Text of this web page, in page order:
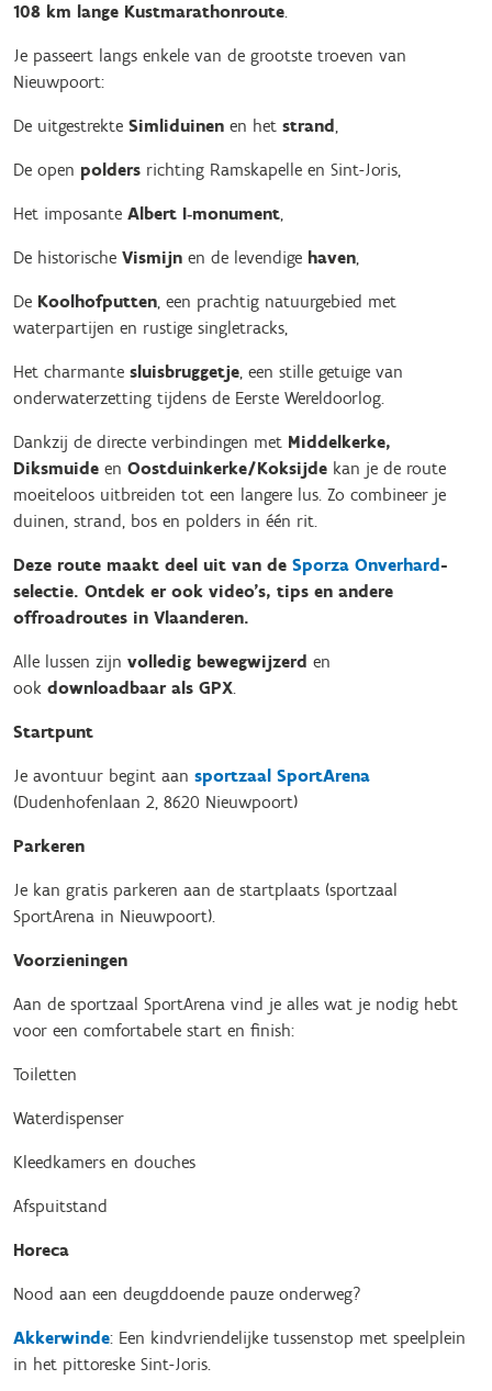
108 km lange Kustmarathonroute.
Je passeert langs enkele van de grootste troeven van
Nieuwpoort:
De uitgestrekte Simliduinen en het strand,
De open polders richting Ramskapelle en Sint-Joris,
Het imposante Albert I‑monument,
De historische Vismijn en de levendige haven,
De Koolhofputten, een prachtig natuurgebied met
waterpartijen en rustige singletracks,
Het charmante sluisbruggetje, een stille getuige van
onderwaterzetting tijdens de Eerste Wereldoorlog.
Dankzij de directe verbindingen met Middelkerke,
Diksmuide en Oostduinkerke/Koksijde kan je de route
moeiteloos uitbreiden tot een langere lus. Zo combineer je
duinen, strand, bos en polders in één rit.
Deze route maakt deel uit van de Sporza Onverhard-
selectie. Ontdek er ook video’s, tips en andere
offroadroutes in Vlaanderen.
Alle lussen zijn volledig bewegwijzerd en
ook downloadbaar als GPX.
Startpunt
Je avontuur begint aan sportzaal SportArena
(Dudenhofenlaan 2, 8620 Nieuwpoort)
Parkeren
Je kan gratis parkeren aan de startplaats (sportzaal
SportArena in Nieuwpoort).
Voorzieningen
Aan de sportzaal SportArena vind je alles wat je nodig hebt
voor een comfortabele start en finish:
Toiletten
Waterdispenser
Kleedkamers en douches
Afspuitstand
Horeca
Nood aan een deugddoende pauze onderweg?
Akkerwinde: Een kindvriendelijke tussenstop met speelplein
in het pittoreske Sint-Joris.